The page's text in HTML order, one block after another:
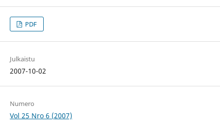
PDF
Julkaistu
2007-10-02
Numero
Vol 25 Nro 6 (2007)